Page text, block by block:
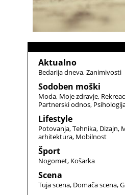
Aktualno
Bedarija dneva Zanimivosti
Sodoben moški
Moda Moje zdravje
Partnerski odnos
Lifestyle
Potovanja Tehnika Dizajn
arhitektura Mobilnost
Šport
Nogomet Košarka
Scena
Tuja scena Domača scena